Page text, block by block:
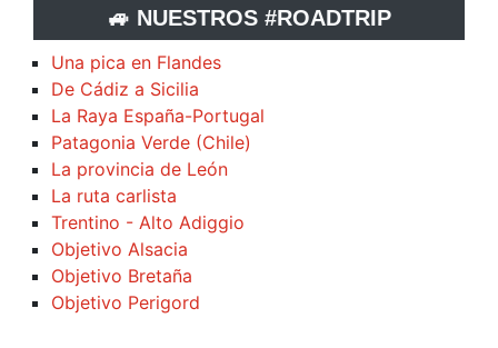
🚙 NUESTROS #ROADTRIP
Una pica en Flandes
De Cádiz a Sicilia
La Raya España-Portugal
Patagonia Verde (Chile)
La provincia de León
La ruta carlista
Trentino - Alto Adiggio
Objetivo Alsacia
Objetivo Bretaña
Objetivo Perigord